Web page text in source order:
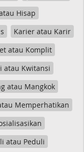
Hisap
Karier atau Karir
atau Komplit
atau Kwitansi
atau Mangkok
Memperhatikan
atau Peduli